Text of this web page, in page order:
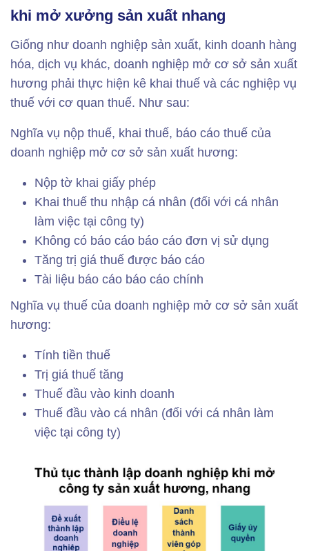
khi mở xưởng sản xuất nhang
Giống như doanh nghiệp sản xuất, kinh doanh hàng
hóa, dịch vụ khác, doanh nghiệp mở cơ sở sản xuất
hương phải thực hiện kê khai thuế và các nghiệp vụ
thuế với cơ quan thuế. Như sau:
Nghĩa vụ nộp thuế, khai thuế, báo cáo thuế của
doanh nghiệp mở cơ sở sản xuất hương:
Nộp tờ khai giấy phép
Khai thuế thu nhập cá nhân (đối với cá nhân
làm việc tại công ty)
Không có báo cáo báo cáo đơn vị sử dụng
Tăng trị giá thuế được báo cáo
Tài liệu báo cáo báo cáo chính
Nghĩa vụ thuế của doanh nghiệp mở cơ sở sản xuất
hương:
Tính tiền thuế
Trị giá thuế tăng
Thuế đầu vào kinh doanh
Thuế đầu vào cá nhân (đối với cá nhân làm
việc tại công ty)